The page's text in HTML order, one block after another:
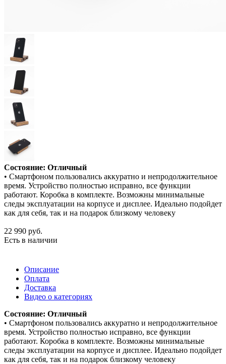
Состояние: Отличный
• Смартфоном пользовались аккуратно и непродолжительное
время. Устройство полностью исправно, все функции
работают. Коробка в комплекте. Возможны минимальные
следы эксплуатации на корпусе и дисплее. Идеально подойдет
как для себя, так и на подарок близкому человеку
22 990 руб.
Есть в наличии
Описание
Оплата
Доставка
Видео о категориях
Состояние: Отличный
• Смартфоном пользовались аккуратно и непродолжительное
время. Устройство полностью исправно, все функции
работают. Коробка в комплекте. Возможны минимальные
следы эксплуатации на корпусе и дисплее. Идеально подойдет
как для себя, так и на подарок близкому человеку